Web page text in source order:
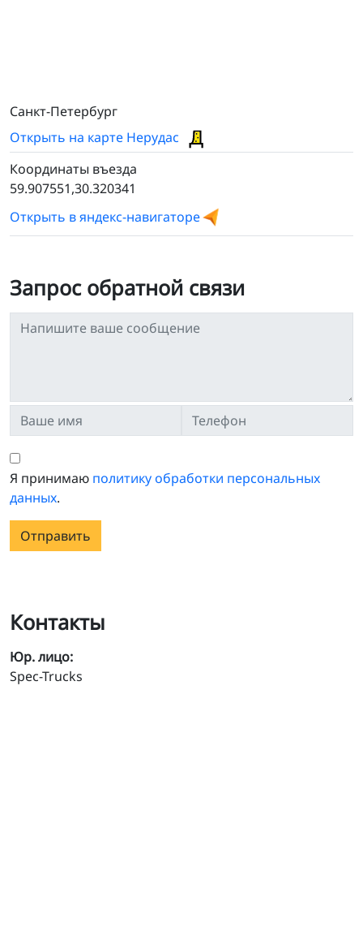
Санкт-Петербург
Открыть на карте Нерудас
Координаты въезда
59.907551,30.320341
Открыть в яндекс-навигаторе
Запрос обратной связи
Я принимаю политику обработки персональных
данных.
Отправить
Контакты
Юр. лицо:
Spec-Trucks